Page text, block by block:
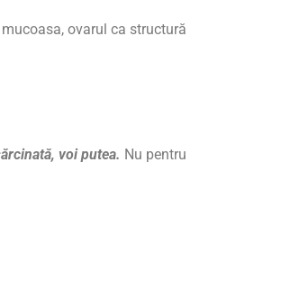
ovarul ca structură
voi putea. Nu pentru